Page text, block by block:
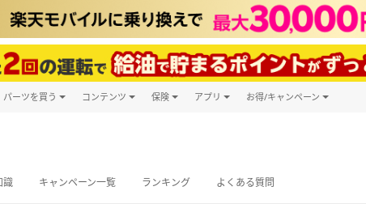
パーツを買う コンテンツ 保険 アプリ お得/キャンペーン
識 キャンペーン一覧 ランキング よくある質問